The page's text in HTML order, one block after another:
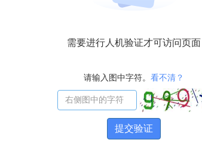
需要进行人机验证才可访问页面
请输入图中字符。 看不清？
提交验证